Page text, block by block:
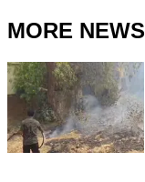
MORE NEWS